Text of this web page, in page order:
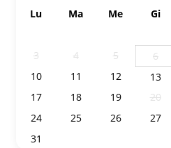
Lu
Ma Me Gi
3
4 5 6
10
11 12 13
17
18 19 20
24
25 26 27
31